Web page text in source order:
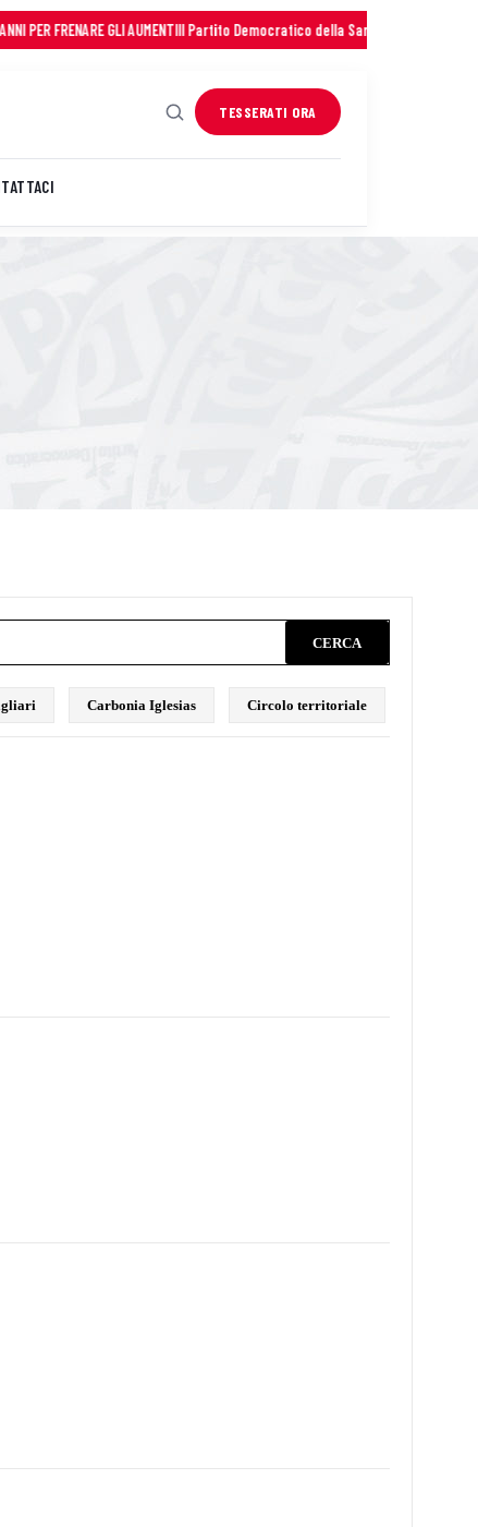
GLI AUMENTIIl Partito Democratico della Sardegna saluta con profonda
TESSERATI ORA
CERCA
Carbonia Iglesias Circolo territoriale